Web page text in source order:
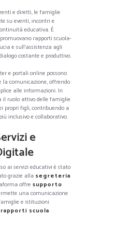
e diretti, le famiglie
su eventi, incontri e
educativa. È
rapporti scuola-
e sull’assistenza agli
costante e produttivo.
e portali online possono
comunicazione, offrendo
alle informazioni. In
il ruolo attivo delle famiglie
propri figli, contribuendo a
inclusivo e collaborativo.
e
ai servizi educativi è stato
grazie alla segreteria
offre supporto
una comunicazione
e istituzioni
rapporti scuola